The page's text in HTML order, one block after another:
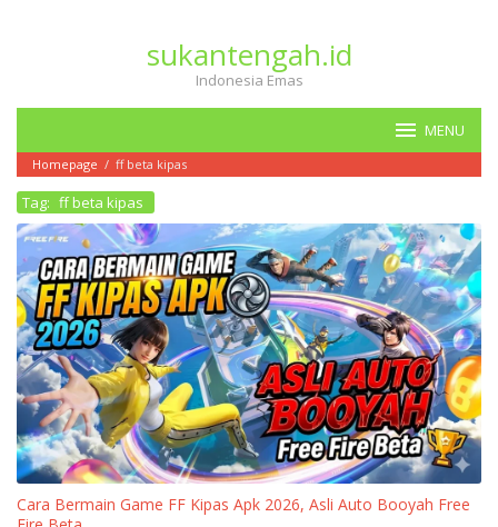
sukantengah.id
Indonesia Emas
MENU
Homepage / ff beta kipas
Tag: ff beta kipas
Cara Bermain Game FF Kipas Apk 2026, Asli Auto Booyah Free